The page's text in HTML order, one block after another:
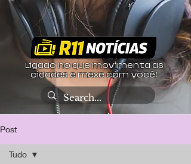
Ligado no que movimenta as
cidades e mexe com você!
Post
Tudo